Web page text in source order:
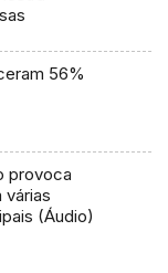
56%
provoca
várias
(Áudio)